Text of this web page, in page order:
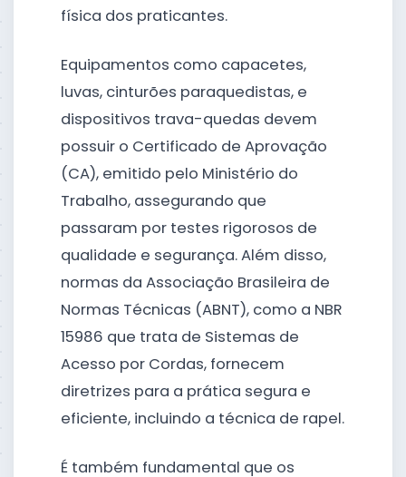
física dos praticantes.
Equipamentos como capacetes,
luvas, cinturões paraquedistas, e
dispositivos trava-quedas devem
possuir o Certificado de Aprovação
(CA), emitido pelo Ministério do
Trabalho, assegurando que
passaram por testes rigorosos de
qualidade e segurança. Além disso,
normas da Associação Brasileira de
Normas Técnicas (ABNT), como a NBR
15986 que trata de Sistemas de
Acesso por Cordas, fornecem
diretrizes para a prática segura e
eficiente, incluindo a técnica de rapel.
É também fundamental que os